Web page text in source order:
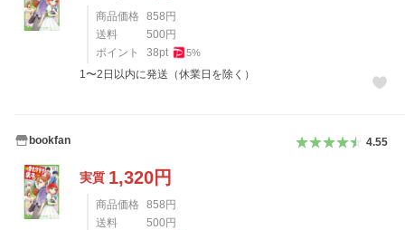
商品価格 858 円
送料
500 円
ポイント
38pt 5%
1〜2日以内に発送（休業日を除く）
bookfan 4.55
実質 1,320円
商品価格 858 円
送料
500 円